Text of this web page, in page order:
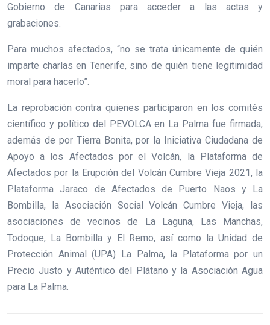
Gobierno de Canarias para acceder a las actas y
grabaciones.
Para muchos afectados, “no se trata únicamente de quién
imparte charlas en Tenerife, sino de quién tiene legitimidad
moral para hacerlo”.
La reprobación contra quienes participaron en los comités
científico y político del PEVOLCA en La Palma fue firmada,
además de por Tierra Bonita, por la Iniciativa Ciudadana de
Apoyo a los Afectados por el Volcán, la Plataforma de
Afectados por la Erupción del Volcán Cumbre Vieja 2021, la
Plataforma Jaraco de Afectados de Puerto Naos y La
Bombilla, la Asociación Social Volcán Cumbre Vieja, las
asociaciones de vecinos de La Laguna, Las Manchas,
Todoque, La Bombilla y El Remo, así como la Unidad de
Protección Animal (UPA) La Palma, la Plataforma por un
Precio Justo y Auténtico del Plátano y la Asociación Agua
para La Palma.